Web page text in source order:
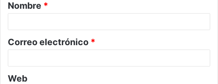
r
o
*
Nombre *
Correo electrónico *
Web